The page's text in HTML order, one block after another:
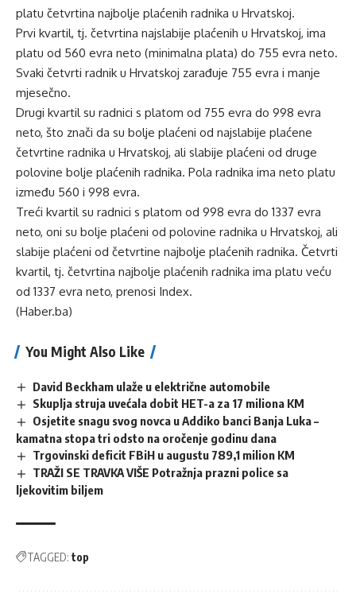
platu četvrtina najbolje plaćenih radnika u Hrvatskoj.
Prvi kvartil, tj. četvrtina najslabije plaćenih u Hrvatskoj, ima
platu od 560 evra neto (minimalna plata) do 755 evra neto.
Svaki četvrti radnik u Hrvatskoj zarađuje 755 evra i manje
mjesečno.
Drugi kvartil su radnici s platom od 755 evra do 998 evra
neto, što znači da su bolje plaćeni od najslabije plaćene
četvrtine radnika u Hrvatskoj, ali slabije plaćeni od druge
polovine bolje plaćenih radnika. Pola radnika ima neto platu
između 560 i 998 evra.
Treći kvartil su radnici s platom od 998 evra do 1337 evra
neto, oni su bolje plaćeni od polovine radnika u Hrvatskoj, ali
slabije plaćeni od četvrtine najbolje plaćenih radnika. Četvrti
kvartil, tj. četvrtina najbolje plaćenih radnika ima platu veću
od 1337 evra neto, prenosi Index.
(Haber.ba)
You Might Also Like
David Beckham ulaže u električne automobile
Skuplja struja uvećala dobit HET-a za 17 miliona KM
Osjetite snagu svog novca u Addiko banci Banja Luka –
kamatna stopa tri odsto na oročenje godinu dana
Trgovinski deficit FBiH u augustu 789,1 milion KM
TRAŽI SE TRAVKA VIŠE Potražnja prazni police sa
ljekovitim biljem
TAGGED: top